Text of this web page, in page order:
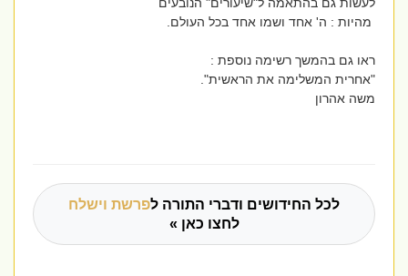
מהיות : ה' אחד ושמו אחד בכל העולם.
ראו גם בהמשך רשימה נוספת :
"אחרית המשלימה את הראשית".
משה אהרון
לכל החידושים ודברי התורה לפרשת וישלח
לחצו כאן »